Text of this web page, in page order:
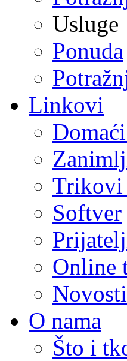
Usluge
Ponuda
Linkovi
Trikovi
Softver
Online
O nama
Što i